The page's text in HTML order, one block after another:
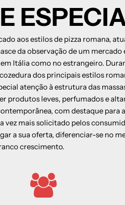
proteínas,
e a sua correta
para determinar a
a energia da farinha
que compõem a
incorporação
maturação da
dos alimentos
el mercado y sus
aos estilos de pizza romana,
da observação de um
Itália como no estrangeiro.
dos principais estilos
atenção à estrutura das
produtos leves, perfumados e
com destaque para
vez mais solicitado pelos
a sua oferta, diferenciar-se no
crescimento.